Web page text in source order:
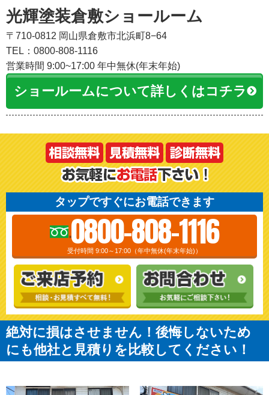
光輝塗装倉敷ショールーム
〒710-0812 岡山県倉敷市北浜町8−64
TEL：0800-808-1116
営業時間 9:00~17:00 年中無休(年末年始)
ショールームについて詳しくはコチラ
タップですぐにお電話できます
0800-808-1116
受付時間 9:00～17:00（年中無休(年末年始)）
絶対に損はさせません！後悔しないため
にも他社と見積りを比較してください！